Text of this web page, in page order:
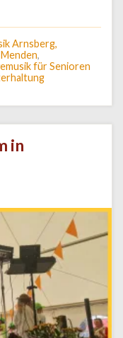
Arnsberg,
,
für Senioren
in